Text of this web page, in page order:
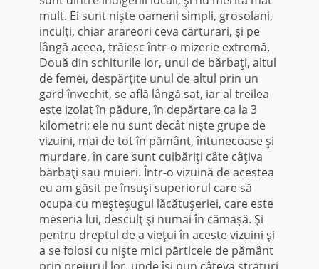
mult. Ei sunt nişte oameni simpli, grosolani,
inculţi, chiar arareori ceva căr­turari, şi pe
lângă aceea, trăiesc într-o mizerie extremă.
Două din schiturile lor, unul de bărbaţi, altul
de femei, despărţite unul de altul prin un
gard învechit, se află lângă sat, iar al treilea
este izolat în pădure, în depăr­tare ca la 3
kilometri; ele nu sunt decât nişte grupe de
vizuini, mai de tot în pământ, întunecoase şi
murdare, în care sunt cuibăriţi câte câţiva
băr­baţi sau muieri. Într-o vizuină de acestea
eu am găsit pe însuşi superiorul care să
ocupa cu meşteşugul lăcătuşeriei, care este
meseria lui, desculţ şi nu­mai în cămaşă. Şi
pentru drep­tul de a vieţui în aceste vizuini şi
a se folosi cu nişte mici părticele de pământ